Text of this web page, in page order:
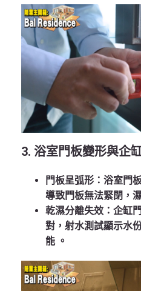
3. 浴室門板變形與企
門板呈弧形 ：浴室門
導致門板無法緊閉，
乾濕分離失效 ：企缸
對，射水測試顯示水
能 。